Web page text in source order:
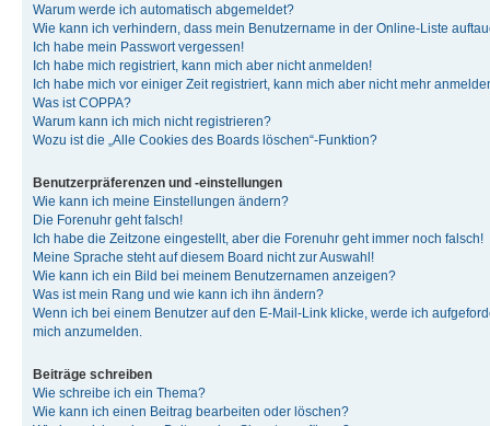
Warum werde ich automatisch abgemeldet?
Wie kann ich verhindern, dass mein Benutzername in der Online-Liste
Ich habe mein Passwort vergessen!
Ich habe mich registriert, kann mich aber nicht anmelden!
Ich habe mich vor einiger Zeit registriert, kann mich aber nicht mehr
Was ist COPPA?
Warum kann ich mich nicht registrieren?
Wozu ist die „Alle Cookies des Boards löschen“-Funktion?
Benutzerpräferenzen und -einstellungen
Wie kann ich meine Einstellungen ändern?
Die Forenuhr geht falsch!
Ich habe die Zeitzone eingestellt, aber die Forenuhr geht immer noch falsch!
Meine Sprache steht auf diesem Board nicht zur Auswahl!
Wie kann ich ein Bild bei meinem Benutzernamen anzeigen?
Was ist mein Rang und wie kann ich ihn ändern?
Wenn ich bei einem Benutzer auf den E-Mail-Link klicke, werde ich
mich anzumelden.
Beiträge schreiben
Wie schreibe ich ein Thema?
Wie kann ich einen Beitrag bearbeiten oder löschen?